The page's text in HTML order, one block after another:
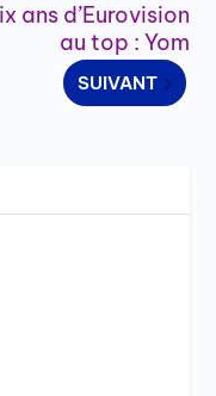
ans d’Eurovision
au top : Yom
SUIVANT